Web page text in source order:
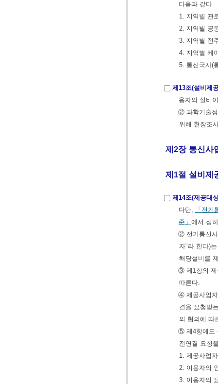
다음과 같다.
1. 지역별 관
2. 지역별 공
3. 지역별 전
4. 지역별 케
5. 통신국사(
제13조(설비제
용자의 설비
② 과학기술정
위해 현장조
제2장 통신사
제1절 설비제
제14조(제공대
다만,
「전
준」 에서 정
② 전기통신
자"라 한다)
해당설비를
③ 제1항의 제
따른다.
④ 제공사업자
결을 요청받
의 협의에 따
⑤ 제4항에도
전연결 요청
1. 제공사업
2. 이용자의
3. 이용자의